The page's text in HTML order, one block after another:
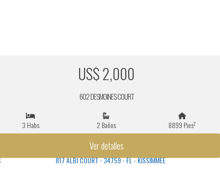
US$ 2,000
602 DESMOINES COURT
3 Habs 2 Baños 8899 Pies2
Ver detalles